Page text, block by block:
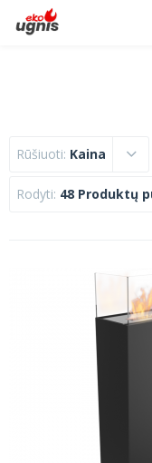
Rūšiuoti: Kaina
Rodyti: 48 Produktų